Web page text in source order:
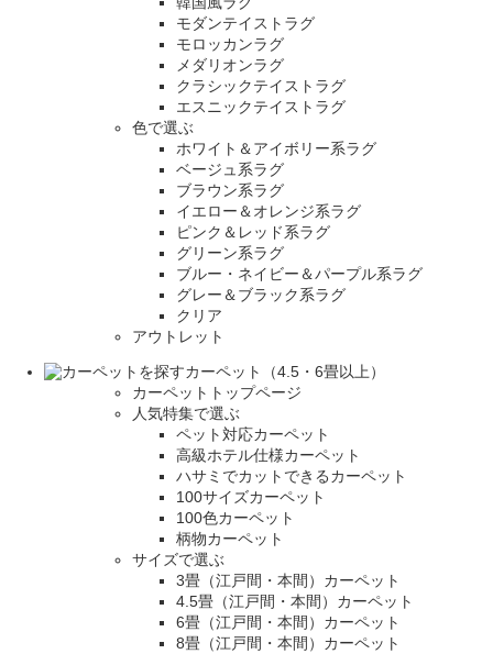
モダンテイストラグ
モロッカンラグ
メダリオンラグ
クラシックテイストラグ
エスニックテイストラグ
色で選ぶ
ホワイト＆アイボリー系ラグ
ベージュ系ラグ
ブラウン系ラグ
イエロー＆オレンジ系ラグ
ピンク＆レッド系ラグ
グリーン系ラグ
ブルー・ネイビー＆パープル系ラグ
グレー＆ブラック系ラグ
クリア
アウトレット
カーペット（4.5・6畳以上）
カーペットトップページ
人気特集で選ぶ
ペット対応カーペット
高級ホテル仕様カーペット
ハサミでカットできるカーペット
100サイズカーペット
100色カーペット
柄物カーペット
サイズで選ぶ
3畳（江戸間・本間）カーペット
4.5畳（江戸間・本間）カーペット
6畳（江戸間・本間）カーペット
8畳（江戸間・本間）カーペット